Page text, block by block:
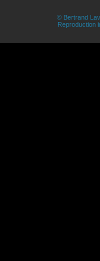
© Bertrand
Reproduction